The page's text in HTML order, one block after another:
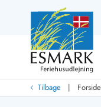
Last Minute
Tilbage | Forside